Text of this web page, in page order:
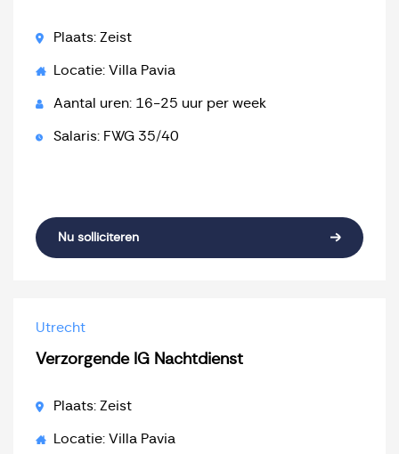
Plaats: Zeist
Locatie: Villa Pavia
Aantal uren: 16-25 uur per week
Salaris: FWG 35/40
Nu solliciteren
Utrecht
Verzorgende IG Nachtdienst
Plaats: Zeist
Locatie: Villa Pavia